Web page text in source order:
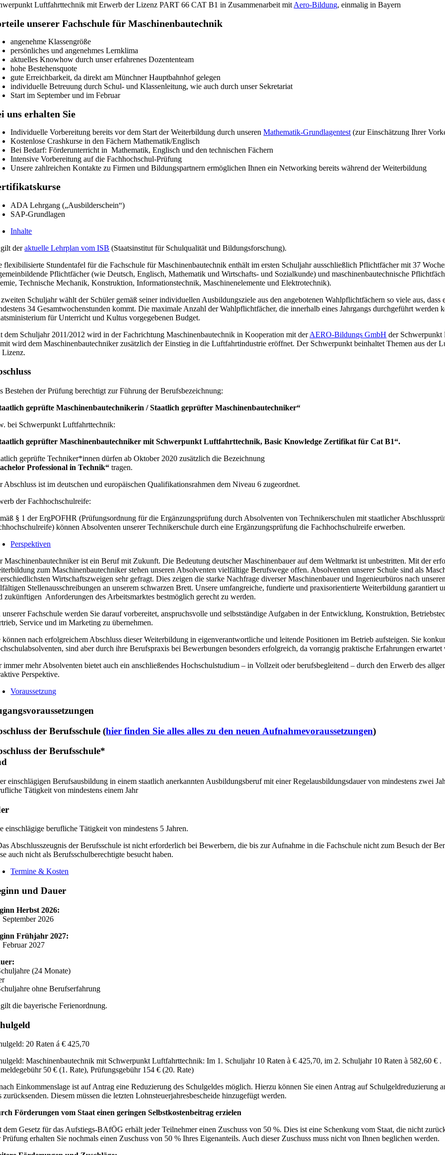
Luftfahrttechnik mit Erwerb der Lizenz PART 66 CAT B1 in Zusammenarbeit mit Aero-Bildung, einmalig in Bayern
unserer Fachschule für Maschinenbautechnik
angenehme Klassengröße
persönliches und angenehmes Lernklima
aktuelles Knowhow durch unser erfahrenes Dozententeam
hohe Bestehensquote
gute Erreichbarkeit, da direkt am Münchner Hauptbahnhof gelegen
individuelle Betreuung durch Schul- und Klassenleitung, wie auch durch unser Sekretariat
Start im September und im Februar
uns erhalten Sie
Individuelle Vorbereitung bereits vor dem Start der Weiterbildung durch unserenMathematik-Grundlagentest(zur Einschätzung Ihrer
Kostenlose Crashkurse in den Fächern Mathematik/Englisch
Bei Bedarf: Förderunterricht in Mathematik, Englisch und den technischen Fächern
Intensive Vorbereitung auf die Fachhochschul-Prüfung
Unsere zahlreichen Kontakte zu Firmen und Bildungspartnern ermöglichen Ihnen ein Networking bereits während der Weiterbildung
ADA Lehrgang („Ausbilderschein“)
SAP-Grundlagen
Inhalte
gilt deraktuelle Lehrplan vom ISB (Staatsinstitut für Schulqualität und Bildungsforschung).
flexibilisierte Stundentafel für die Fachschule für Maschinenbautechnik enthält im ersten Schuljahr ausschließlich Pflichtfächer mit 37
Pflichtfächer (wie Deutsch, Englisch, Mathematik und Wirtschafts- und Sozialkunde) und maschinenbautechnische
Technische Mechanik, Konstruktion, Informationstechnik, Maschinenelemente und Elektrotechnik).
Schuljahr wählt der Schüler gemäß seiner individuellen Ausbildungsziele aus den angebotenen Wahlpflichtfächern so viele aus,
34 Gesamtwochenstunden kommt. Die maximale Anzahl der Wahlpflichtfächer, die innerhalb eines Jahrgangs durchgeführt werden
für Unterricht und Kultus vorgegebenen Budget.
dem Schuljahr 2011/2012 wird in der Fachrichtung Maschinenbautechnik in Kooperation mit derAERO-Bildungs GmbH der Schwerpunkt
wird dem Maschinenbautechniker zusätzlich der Einstieg in die Luftfahrtindustrie eröffnet. Der Schwerpunkt beinhaltet Themen aus der
Lizenz.
Bestehen der Prüfung berechtigt zur Führung der Berufsbezeichnung:
geprüfte Maschinenbautechnikerin / Staatlich geprüfter Maschinenbautechniker“
bei Schwerpunkt Luftfahrttechnik:
geprüfter Maschinenbautechniker mit Schwerpunkt Luftfahrttechnik, Basic Knowledge Zertifikat für Cat B1“.
geprüfte Techniker*innen dürfen ab Oktober 2020 zusätzlich die Bezeichnung
Professional in Technik“ tragen.
Abschluss ist im deutschen und europäischen Qualifikationsrahmen dem Niveau 6 zugeordnet.
der Fachhochschulreife:
§ 1 der ErgPOFHR (Prüfungsordnung für die Ergänzungsprüfung durch Absolventen von Technikerschulen mit staatlicher
können Absolventen unserer Technikerschule durch eine Ergänzungsprüfung die Fachhochschulreife erwerben.
Perspektiven
Maschinenbautechniker ist ein Beruf mit Zukunft. Die Bedeutung deutscher Maschinenbauer auf dem Weltmarkt ist unbestritten. Mit der
zum Maschinenbautechniker stehen unseren Absolventen vielfältige Berufswege offen. Absolventen unserer Schule sind als
Wirtschaftszweigen sehr gefragt. Dies zeigen die starke Nachfrage diverser Maschinenbauer und Ingenieurbüros nach
Stellenausschreibungen an unserem schwarzen Brett. Unsere umfangreiche, fundierte und praxisorientierte Weiterbildung garantiert
zukünftigen Anforderungen des Arbeitsmarktes bestmöglich gerecht zu werden.
unserer Fachschule werden Sie darauf vorbereitet, anspruchsvolle und selbstständige Aufgaben in der Entwicklung, Konstruktion,
Service und im Marketing zu übernehmen.
können nach erfolgreichem Abschluss dieser Weiterbildung in eigenverantwortliche und leitende Positionen im Betrieb aufsteigen. Sie
sind aber durch ihre Berufspraxis bei Bewerbungen besonders erfolgreich, da vorrangig praktische Erfahrungen erwartet
immer mehr Absolventen bietet auch ein anschließendes Hochschulstudium – in Vollzeit oder berufsbegleitend – durch den Erwerb des
Perspektive.
Voraussetzung
der Berufsschule (hier finden Sie alles alles zu den neuen Aufnahmevoraussetzungen)
der Berufsschule*
einschlägigen Berufsausbildung in einem staatlich anerkannten Ausbildungsberuf mit einer Regelausbildungsdauer von mindestens zwei
Tätigkeit von mindestens einem Jahr
einschlägige berufliche Tätigkeit von mindestens 5 Jahren.
Abschlusszeugnis der Berufsschule ist nicht erforderlich bei Bewerbern, die bis zur Aufnahme in die Fachschule nicht zum Besuch der
auch nicht als Berufsschulberechtigte besucht haben.
Termine & Kosten
und Dauer
Herbst 2026:
September 2026
Frühjahr 2027:
Februar 2027
(24 Monate)
ohne Berufserfahrung
die bayerische Ferienordnung.
20 Raten á € 425,70
Maschinenbautechnik mit Schwerpunkt Luftfahrttechnik: Im 1. Schuljahr 10 Raten à € 425,70, im 2. Schuljahr 10 Raten à 582,60 € .
50 € (1. Rate), Prüfungsgebühr 154 € (20. Rate)
Einkommenslage ist auf Antrag eine Reduzierung des Schulgeldes möglich.Hierzu können Sie einen Antrag auf Schulgeldreduzierung
zurücksenden. Diesem müssen die letzten Lohnsteuerjahresbescheide hinzugefügt werden.
Förderungen vom Staat einen geringen Selbstkostenbeitrag erzielen
dem Gesetz für das Aufstiegs-BAfÖG erhält jeder Teilnehmer einen Zuschuss von 50 %. Dies ist eine Schenkung vom Staat, die nicht
Prüfung erhalten Sie nochmals einen Zuschuss von 50 % Ihres Eigenanteils. Auch dieser Zuschuss muss nicht von Ihnen beglichen werden.